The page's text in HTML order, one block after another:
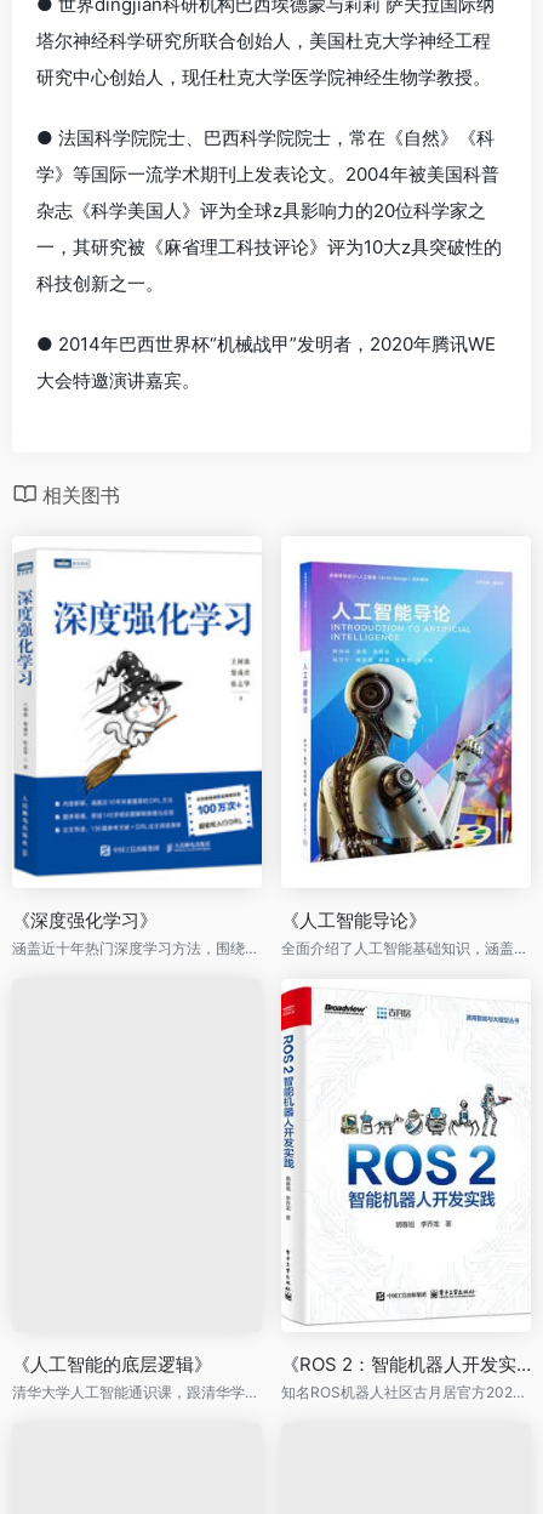
塔尔神经科学研究所联合创始人，美国杜克大学神经工程
研究中心创始人，现任杜克大学医学院神经生物学教授。
● 法国科学院院士、巴西科学院院士，常在《自然》《科
学》等国际一流学术期刊上发表论文。2004年被美国科普
杂志《科学美国人》评为全球z具影响力的20位科学家之
一，其研究被《麻省理工科技评论》评为10大z具突破性的
科技创新之一。
● 2014年巴西世界杯“机械战甲”发明者，2020年腾讯WE
大会特邀演讲嘉宾。
相关图书
《深度强化学习》
涵盖近十年热门深度学习方法，围绕实用、精简两大原则，140多幅全彩插图
《人工智能导论》
全面介绍了人工智能基础知识，涵盖机器学习、深度学习的基本理论和实践操作
《人工智能的底层逻辑》
清华大学人工智能通识课，跟清华学子同上一门课
《ROS 2：智能机器人开发实践》
知名ROS机器人社区古月居官方2025最新作品